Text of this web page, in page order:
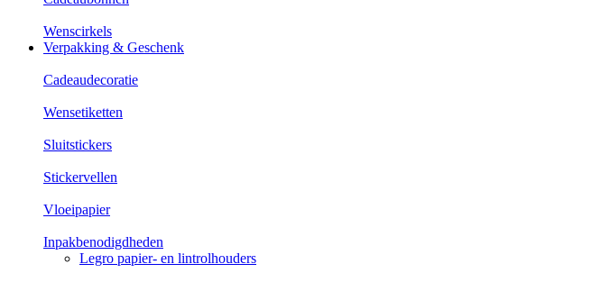
Wenscirkels
Verpakking & Geschenk
Cadeaudecoratie
Wensetiketten
Sluitstickers
Stickervellen
Vloeipapier
Inpakbenodigdheden
Legro papier- en lintrolhouders